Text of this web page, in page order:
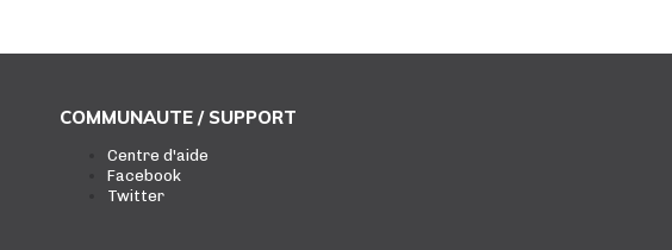
COMMUNAUTE / SUPPORT
Centre d'aide
Facebook
Twitter